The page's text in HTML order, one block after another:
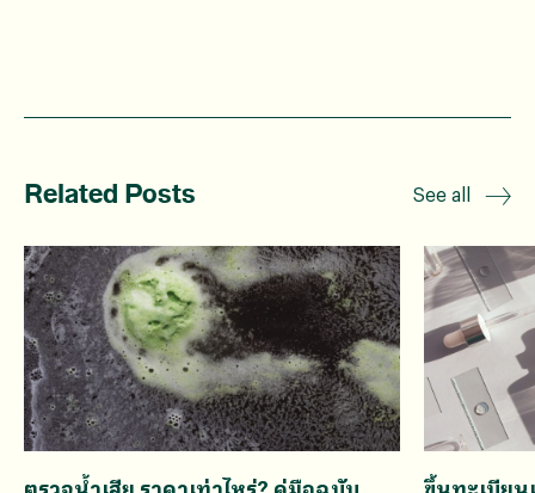
Related Posts See all